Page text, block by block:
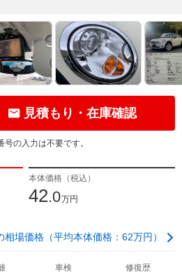
見積もり・在庫確認
の入力は不要です。
本体価格（税込）
42.0万円
相場価格（平均本体価格：62万円）
車検
修復歴